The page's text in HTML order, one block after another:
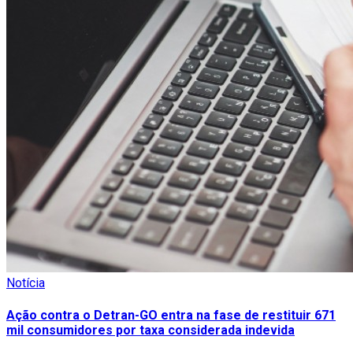
Notícia
Ação contra o Detran-GO entra na fase de restituir 671
mil consumidores por taxa considerada indevida